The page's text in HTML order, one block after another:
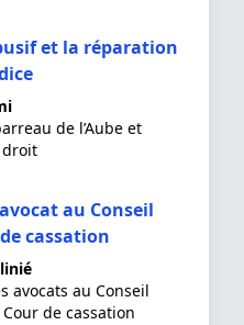
et la réparation
de l’Aube et
droit
au Conseil
cassation
avocats au Conseil
de cassation